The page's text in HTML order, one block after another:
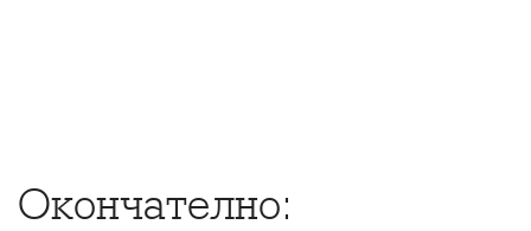
Окончателно: